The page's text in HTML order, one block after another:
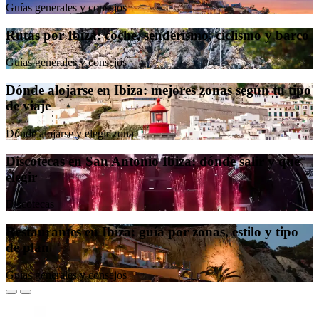
Guías generales y consejos
Rutas por Ibiza: coche, senderismo, ciclismo y barco
Guías generales y consejos
Dónde alojarse en Ibiza: mejores zonas según tu tipo
de viaje
Dónde alojarse y elegir zona
Discotecas en San Antonio Ibiza: dónde salir y qué
elegir
Discotecas
Restaurantes en Ibiza: guía por zonas, estilo y tipo
de plan
Guías generales y consejos